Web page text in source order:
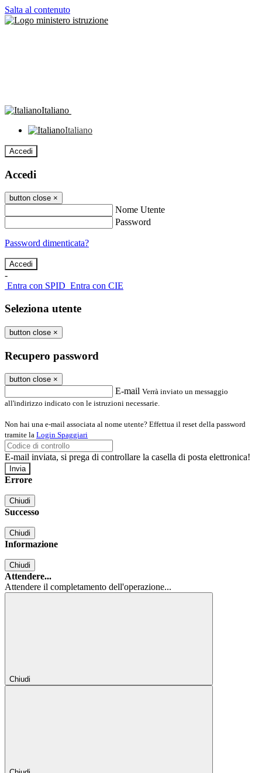
Salta al contenuto
Italiano
Italiano
Accedi
Accedi
button close ×
Nome Utente
Password
Password dimenticata?
-
Entra con SPID Entra con CIE
Seleziona utente
button close ×
Recupero password
button close ×
E-mail Verrà inviato un messaggio
all'indirizzo indicato con le istruzioni necessarie.
Non hai una e-mail associata al nome utente? Effettua il reset della password
tramite la Login Spaggiari
E-mail inviata, si prega di controllare la casella di posta elettronica!
Errore
Chiudi
Successo
Chiudi
Informazione
Chiudi
Attendere...
Attendere il completamento dell'operazione...
Chiudi